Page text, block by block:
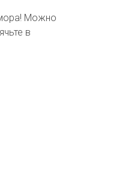
Можно
в